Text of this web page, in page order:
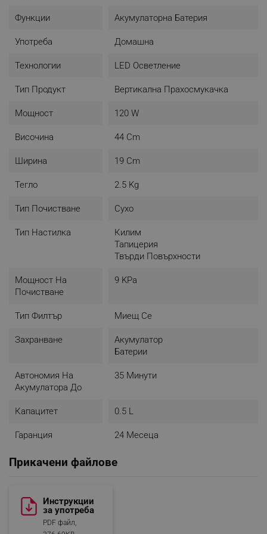
Презареждаща се батерия
Литиевата батерия позволява 35 минути работа при
ниска скорост и 25 минути при висока скорост.
Благодарение на сменяемата батерия можете да
закупите друга, за да имате винаги готова за
употреба.
Четката за прахосмукачка за тъкани ще ви позволи
да прахосмукирате, без да повреждате различните
тъкани на фотьойли, дивани или килими.
Функции Акумулаторна Батерия
Употреба Домашна
Технологии LED Осветление
Тип Продукт Вертикална Прахосмукачка
Мощност 120 W
Височина 44 Cm
Ширина 19 Cm
Тегло 2.5 Kg
Тип Почистване Сухо
Тип Настилка
Килим
Тапицерия
Твърди Повърхности
Мощност На
Почистване
9 KPa
Тип Филтър Миещ Се
Захранване
Акумулатор
Батерии
Автономия На
Акумулатора До
35 Минути
Капацитет 0.5 L
Гаранция 24 Месеца
Прикачени файлове
Инструкции
за употреба
PDF файл,